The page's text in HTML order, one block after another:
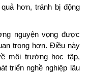
hơn, tránh bị động
nguyện vọng được
trọng hơn. Điều này
môi trường học tập,
triển nghề nghiệp lâu